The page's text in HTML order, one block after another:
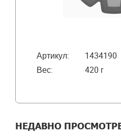
Артикул:
1434190
Вес:
420 г
НЕДАВНО